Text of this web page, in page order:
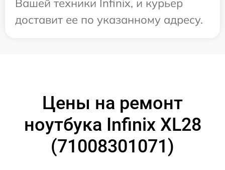
Вашей техники Infinix, и курьер
доставит ее по указанному адресу.
Цены на ремонт
ноутбука Infinix XL28
(71008301071)